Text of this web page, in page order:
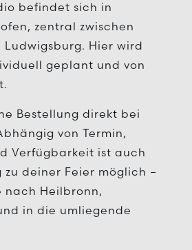
befindet sich in
zentral zwischen
Hier wird
geplant und von
Bestellung direkt bei
von Termin,
Verfügbarkeit ist auch
zu deiner Feier möglich –
nach Heilbronn,
in die umliegende